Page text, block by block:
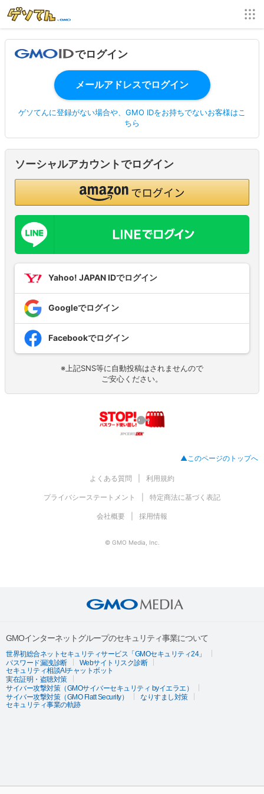
でログイン
ゲソてんに登録がない場合や、GMO IDをお持ちでないお客様はこ
ちら
ソーシャルアカウントでログイン
Yahoo! JAPAN IDでログイン
Googleでログイン
Facebookでログイン
※上記SNS等に自動投稿はされませんので
ご安心ください。
▲このページのトップへ
よくある質問 利用規約
プライバシーステートメント 特定商法に基づく表記
会社概要 採用情報
© GMO Media, Inc.
GMOインターネットグループのセキュリティ事業について
世界初総合ネットセキュリティサービス「GMOセキュリティ24」
パスワード漏洩診断
Webサイトリスク診断
セキュリティ相談AIチャットボット
実在証明・盗聴対策
サイバー攻撃対策（GMOサイバーセキュリティ byイエラエ）
サイバー攻撃対策（GMO Flatt Security）
なりすまし対策
セキュリティ事業の軌跡